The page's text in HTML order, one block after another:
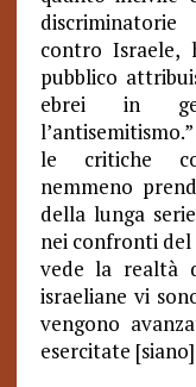
contro
pubblico
ebrei in
le critiche
nemmeno
della lunga
nei confronti del
vede la realtà
israeliane vi
vengono
esercitate